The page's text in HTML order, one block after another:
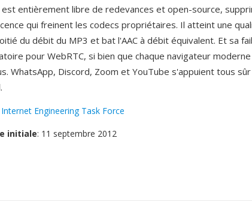
est entièrement libre de redevances et open-source,
qui freinent les codecs propriétaires. Il atteint une
du débit du MP3 et bat l'AAC à débit équivalent. Et sa
pour WebRTC, si bien que chaque navigateur
WhatsApp, Discord, Zoom et YouTube s'appuient tous
Internet Engineering Task Force
initiale: 11 septembre 2012